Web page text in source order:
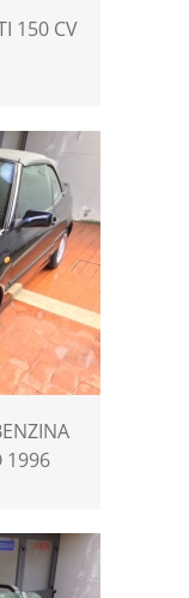
150 CV
1996